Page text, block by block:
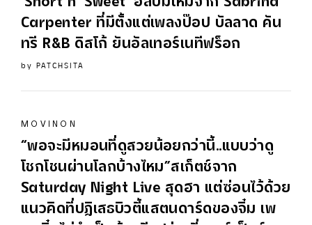
‘Short n’ Sweet’ อัลบั้มใหม่จาก Sabrina
Carpenter ที่มีตั้งแต่เพลงป๊อป บัลลาด คัน
ทรี R&B ดิสโก้ ยันอัลเทอร์เนทีฟร็อก
by PATCHSITA
MOVINON
“พอจะมีหมอนที่ดูสวยน้อยกว่านี้..แบบว่าดู
โชกโชนผ่านโลกบ้างไหม”สเก็ตช์จาก
Saturday Night Live สุดฮา แต่ซ่อนไว้ด้วย
แนวคิดที่ปฏิเสธบิวตี้แสตนดาร์ดของจิ๋ม เพ